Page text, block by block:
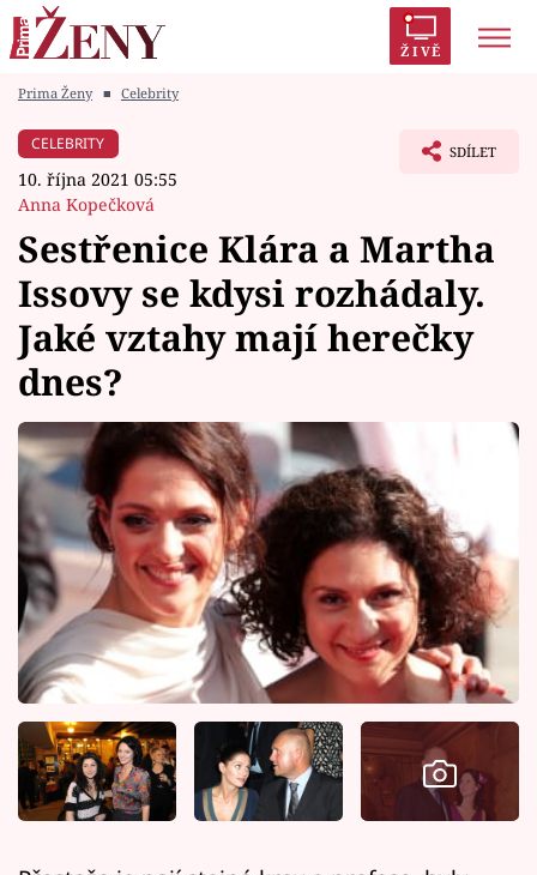
ŽIVĚ
Módní alarm
Témata
Celebrity
Vztahy
Seriály
Horoskopy
Sledujte prima+
Filmový festival Karlovy Vary
Pořady
Mámy sobě
Prima Ženy ■ Celebrity
CELEBRITY
10. října 2021 05:55
Anna Kopečková
SDÍLET
Sestřenice Klára a Martha
Issovy se kdysi rozhádaly.
Jaké vztahy mají herečky
dnes?